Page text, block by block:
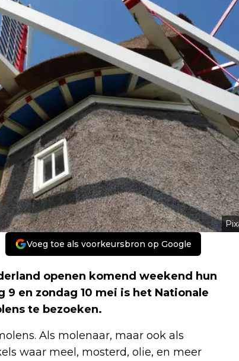
Voeg toe als voorkeursbron op Google
openen komend weekend hun
en zondag 10 mei is het Nationale
te bezoeken.
Als molenaar, maar ook als
waar meel, mosterd, olie, en meer